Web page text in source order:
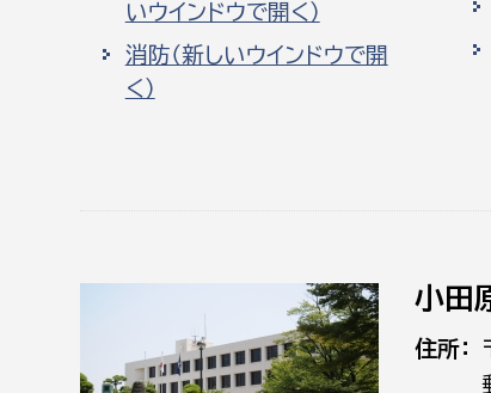
いウインドウで開く）
消防（新しいウインドウで開
く）
小田
住所